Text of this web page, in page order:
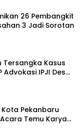
26 Pembangkit
3 Jadi Sorotan
Kasus
IPJI Desak
Pekanbaru
Temu Karya